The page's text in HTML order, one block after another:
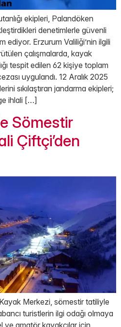
ekipleri, Palandöken
denetimlerle güvenli
ediyor. Erzurum Valiliği’nin ilgili
çalışmalarda, kayak
tespit edilen 62 kişiye toplam
uygulandı. 12 Aralık 2025
sıkılaştıran jandarma ekipleri;
ihlali […]
Sömestir
Çiftçi’den
Merkezi, sömestir tatiliyle
turistlerin ilgi odağı olmaya